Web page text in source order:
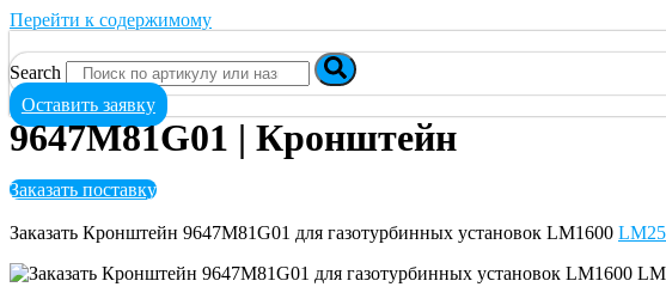
Перейти к содержимому
Search
Оставить заявку
9647M81G01 | Кронштейн
Заказать поставку
Заказать Кронштейн 9647M81G01 для газотурбинных установок LM1600